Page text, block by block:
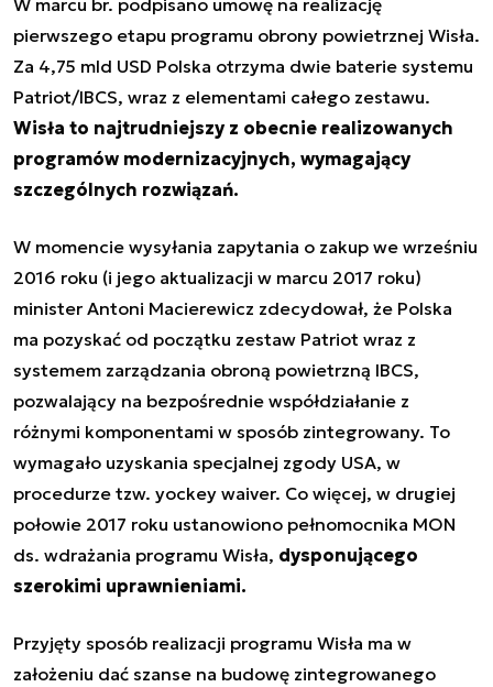
W marcu br. podpisano umowę na realizację
pierwszego etapu programu obrony powietrznej Wisła.
Za 4,75 mld USD Polska otrzyma dwie baterie systemu
Patriot/IBCS, wraz z elementami całego zestawu.
Wisła to najtrudniejszy z obecnie realizowanych
programów modernizacyjnych, wymagający
szczególnych rozwiązań.
W momencie wysyłania zapytania o zakup we wrześniu
2016 roku (i jego aktualizacji w marcu 2017 roku)
minister Antoni Macierewicz zdecydował, że Polska
ma pozyskać od początku zestaw Patriot wraz z
systemem zarządzania obroną powietrzną IBCS,
pozwalający na bezpośrednie współdziałanie z
różnymi komponentami w sposób zintegrowany. To
wymagało uzyskania specjalnej zgody USA, w
procedurze tzw. yockey waiver. Co więcej, w drugiej
połowie 2017 roku ustanowiono pełnomocnika MON
ds. wdrażania programu Wisła, dysponującego
szerokimi uprawnieniami.
Przyjęty sposób realizacji programu Wisła ma w
założeniu dać szanse na budowę zintegrowanego